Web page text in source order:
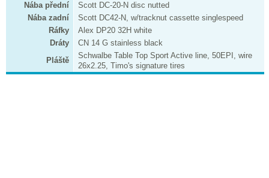
Nába přední
Scott DC-20-N disc nutted
Nába zadní
Scott DC42-N, w/tracknut cassette singlespeed
Ráfky
Alex DP20 32H white
Dráty
CN 14 G stainless black
Pláště
Schwalbe Table Top Sport Active line, 50EPI, wire
26x2.25, Timo's signature tires